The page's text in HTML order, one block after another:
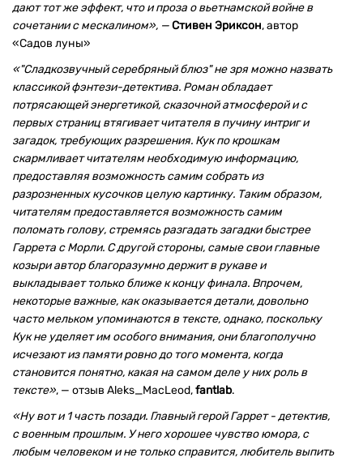
дают тот же эффект, что и проза о вьетнамской войне в
сочетании с мескалином», —Стивен Эриксон, автор
«Садов луны»
«"Сладкозвучный серебряный блюз" не зря можно назвать
классикой фэнтези-детектива. Роман обладает
потрясающей энергетикой, сказочной атмосферой и с
первых страниц втягивает читателя в пучину интриг и
загадок, требующих разрешения. Кук по крошкам
скармливает читателям необходимую информацию,
предоставляя возможность самим собрать из
разрозненных кусочков целую картинку. Таким образом,
читателям предоставляется возможность самим
поломать голову, стремясь разгадать загадки быстрее
Гаррета с Морли. С другой стороны, самые свои главные
козыри автор благоразумно держит в рукаве и
выкладывает только ближе к концу финала. Впрочем,
некоторые важные, как оказывается детали, довольно
часто мельком упоминаются в тексте, однако, поскольку
Кук не уделяет им особого внимания, они благополучно
исчезают из памяти ровно до того момента, когда
становится понятно, какая на самом деле у них роль в
тексте», — отзыв Aleks_MacLeod,fantlab.
«Ну вот и 1 часть позади. Главный герой Гаррет - детектив,
с военным прошлым. У него хорошее чувство юмора, с
любым человеком и не только справится, любитель выпить